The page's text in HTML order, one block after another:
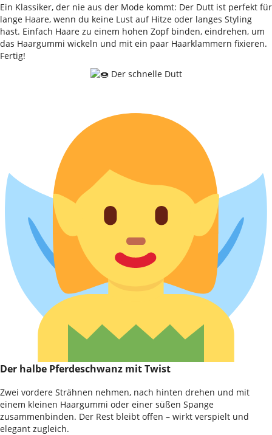
Ein Klassiker, der nie aus der Mode kommt: Der Dutt ist perfekt für
lange Haare, wenn du keine Lust auf Hitze oder langes Styling
hast. Einfach Haare zu einem hohen Zopf binden, eindrehen, um
das Haargummi wickeln und mit ein paar Haarklammern fixieren.
Fertig!
Der halbe Pferdeschwanz mit Twist
Zwei vordere Strähnen nehmen, nach hinten drehen und mit
einem kleinen Haargummi oder einer süßen Spange
zusammenbinden. Der Rest bleibt offen – wirkt verspielt und
elegant zugleich.